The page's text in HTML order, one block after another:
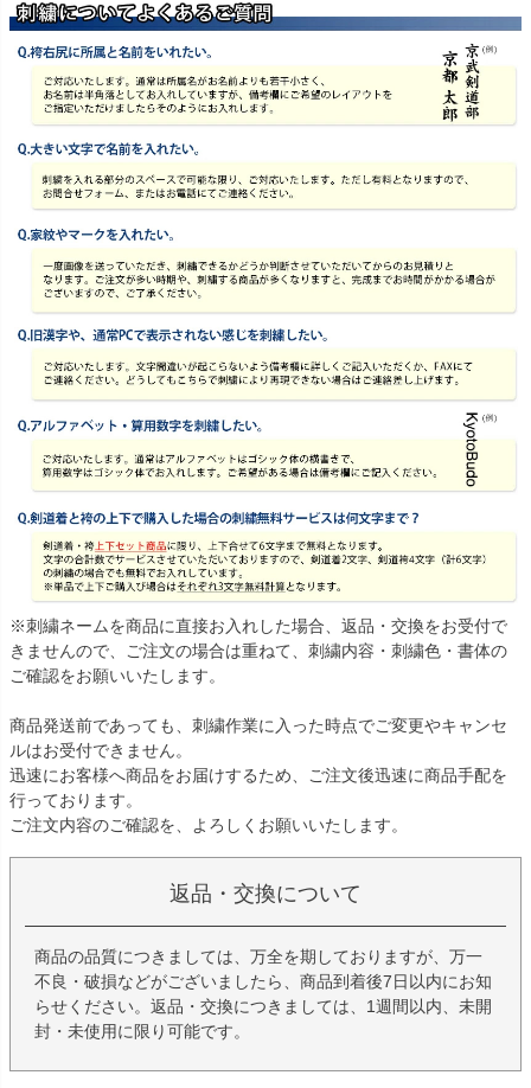
※刺繍ネームを商品に直接お入れした場合、返品・交換をお受付で
きませんので、ご注文の場合は重ねて、刺繍内容・刺繍色・書体の
ご確認をお願いいたします。
商品発送前であっても、刺繍作業に入った時点でご変更やキャンセ
ルはお受付できません。
迅速にお客様へ商品をお届けするため、ご注文後迅速に商品手配を
行っております。
ご注文内容のご確認を、よろしくお願いいたします。
返品・交換について
商品の品質につきましては、万全を期しておりますが、万一
不良・破損などがございましたら、商品到着後7日以内にお知
らせください。返品・交換につきましては、1週間以内、未開
封・未使用に限り可能です。